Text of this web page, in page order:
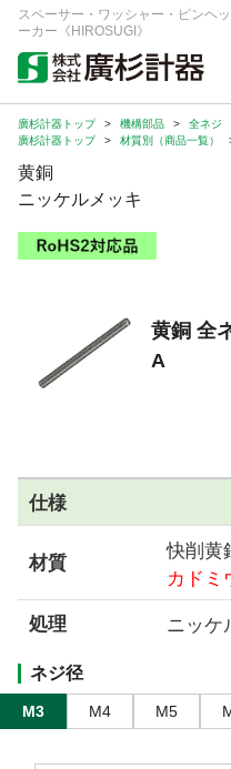
スペーサー・ワッシャー・ピンヘ
ーカー《HIROSUGI》
キーワード 品番/シリーズ
商品カテゴリから探す
ジャンルから探す
シリーズから探す
注文・見積りについて
会社情報
廣杉計器トップ > 機構部品 > 全ネジ
廣杉計器トップ
> 材質別（商品一覧）
黄銅
ニッケルメッキ
黄銅 全
A
仕様
材質
快削黄
カドミ
処理 ニッケ
ネジ径
M3 M4 M5